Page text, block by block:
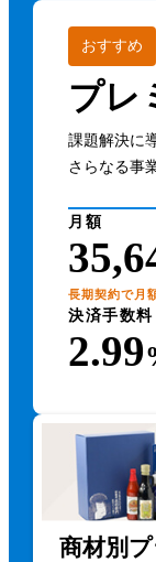
おすすめ
プレ
課題解決に
さらなる事
月額
長期契約で月
決済手数料
2.99
商材別